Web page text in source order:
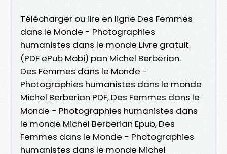
Télécharger ou lire en ligne Des Femmes
dans le Monde - Photographies
humanistes dans le monde Livre gratuit
(PDF ePub Mobi) pan Michel Berberian.
Des Femmes dans le Monde -
Photographies humanistes dans le monde
Michel Berberian PDF, Des Femmes dans le
Monde - Photographies humanistes dans
le monde Michel Berberian Epub, Des
Femmes dans le Monde - Photographies
humanistes dans le monde Michel